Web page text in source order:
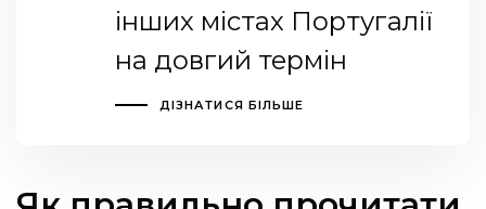
інших містах Португалії
на довгий термін
ДІЗНАТИСЯ БІЛЬШЕ